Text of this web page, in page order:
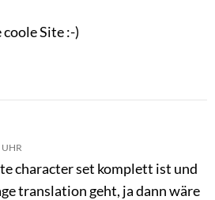
coole Site :-)
character set komplett ist und
translation geht, ja dann wäre